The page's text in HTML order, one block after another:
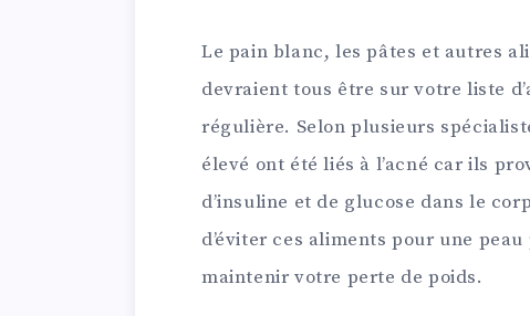
Le pain blanc, les pâtes et autres
devraient tous être sur votre liste
régulière. Selon plusieurs
élevé ont été liés à l’acné car ils
d’insuline et de glucose dans le
d’éviter ces aliments pour une
maintenir votre perte de poids.